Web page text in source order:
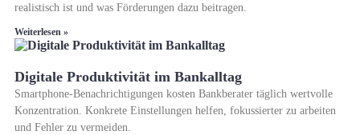
realistisch ist und was Förderungen dazu beitragen.
Weiterlesen »
Digitale Produktivität im Bankalltag
Smartphone-Benachrichtigungen kosten Bankberater täglich wertvolle
Konzentration. Konkrete Einstellungen helfen, fokussierter zu arbeiten
und Fehler zu vermeiden.